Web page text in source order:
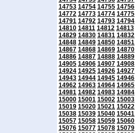
14753 14754 14755 14756
14772 14773 14774 14775
14791 14792 14793 14794
14810 14811 14812 14813
14829 14830 14831 14832
14848 14849 14850 14851
14867 14868 14869 14870
14886 14887 14888 14889
14905 14906 14907 14908
14924 14925 14926 14927
14943 14944 14945 14946
14962 14963 14964 14965
14981 14982 14983 14984
15000 15001 15002 15003
15019 15020 15021 15022
15038 15039 15040 15041
15057 15058 15059 15060
15076 15077 15078 15079